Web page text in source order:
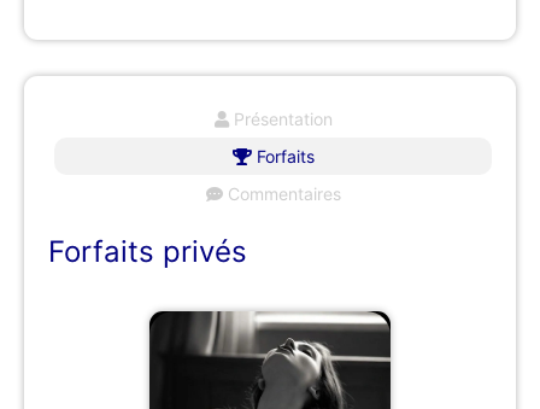
Présentation
Forfaits
Commentaires
Forfaits privés